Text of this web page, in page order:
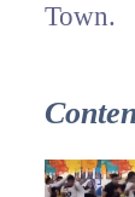
Town.